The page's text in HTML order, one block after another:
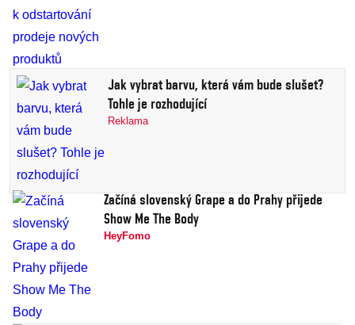
Jak vybrat barvu, která vám bude slušet?
Tohle je rozhodující
Reklama
Začíná slovenský Grape a do Prahy přijede
Show Me The Body
HeyFomo